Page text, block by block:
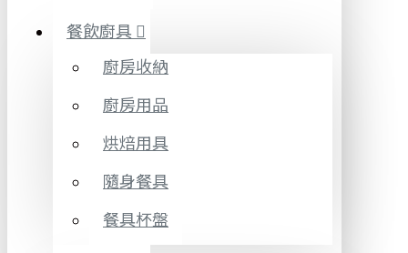
餐飲廚具
廚房收納
廚房用品
烘焙用具
隨身餐具
餐具杯盤